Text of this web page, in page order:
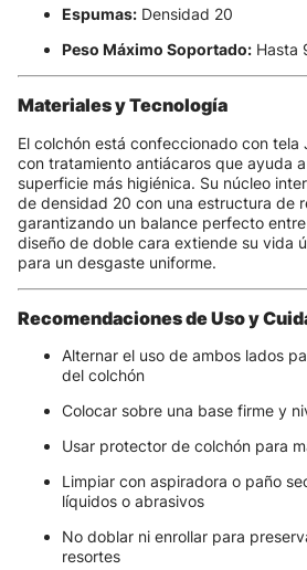
Espumas: Densidad 20
Peso Máximo Soportado: Hasta
Materiales y Tecnología
El colchón está confeccionado con
con tratamiento antiácaros que ayuda
superficie más higiénica. Su núcleo
de densidad 20 con una estructura de
garantizando un balance perfecto
diseño de doble cara extiende su vida
para un desgaste uniforme.
Recomendaciones de Uso y
Alternar el uso de ambos lados
del colchón
Colocar sobre una base firme y
Usar protector de colchón para
Limpiar con aspiradora o paño
líquidos o abrasivos
No doblar ni enrollar para
resortes